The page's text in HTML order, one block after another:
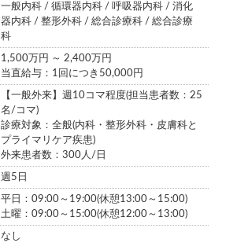
一般内科 / 循環器内科 / 呼吸器内科 / 消化
器内科 / 整形外科 / 総合診療科 / 総合診療
科
1,500万円 ～ 2,400万円
当直給与：1回につき50,000円
【一般外来】週10コマ程度(担当患者数：25
名/コマ)
診療対象：全般(内科・整形外科・皮膚科と
プライマリケア疾患)
外来患者数：300人/日
週5日
平日：09:00～19:00(休憩13:00～15:00)
土曜：09:00～15:00(休憩12:00～13:00)
なし